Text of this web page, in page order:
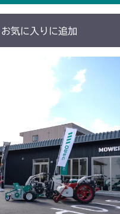
左ブレーキ 左HSTレバー)
ブレーキ 左HSTレバー)
ール
本体 FIG19 走行操作レバー
左ブレーキ 左HSTレバー)
お気に入りに追加